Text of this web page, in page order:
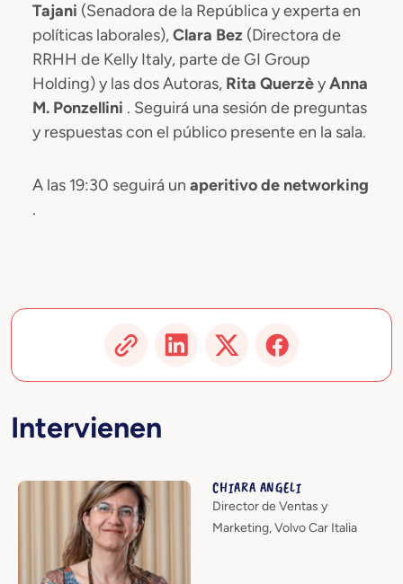
Tajani (Senadora de la República y experta en
políticas laborales),Clara Bez (Directora de
RRHH de Kelly Italy, parte de GI Group
Holding) y las dos Autoras, Rita QuerzèyAnna
M. Ponzellini . Seguirá una sesión de preguntas
y respuestas con el público presente en la sala.
A las 19:30 seguirá un aperitivo de networking
.
Intervienen
CHIARA ANGELI
Director de Ventas y
Marketing, Volvo Car Italia